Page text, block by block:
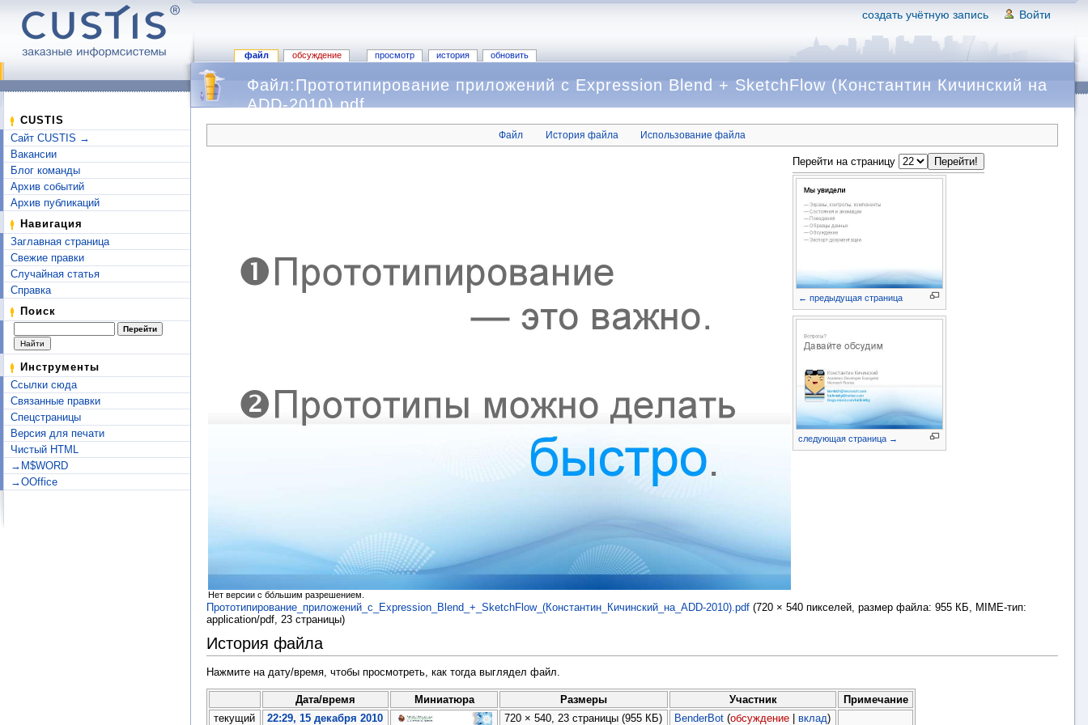
создать учётную запись Войти
файл обсуждение просмотр история обновить
CUSTIS
Сайт CUSTIS →
Вакансии
Блог команды
Архив событий
Архив публикаций
Навигация
Заглавная страница
Свежие правки
Случайная статья
Справка
Поиск
Инструменты
Ссылки сюда
Связанные правки
Спецстраницы
Версия для печати
Чистый HTML
→M$WORD
→OOffice
Файл:Прототипирование приложений с Expression Blend + SketchFlow (Константин Кичинский на
ADD-2010).pdf
Файл История файла Использование файла
Нет версии с бо́льшим разрешением.
Перейти на страницу
← предыдущая страница
следующая страница →
Прототипирование_приложений_с_Expression_Blend_+_SketchFlow_(Константин_Кичинский_на_ADD-2010).pdf (720 × 540 пикселей, размер файла: 955 КБ, MIME-тип:
application/pdf, 23 страницы)
История файла
Нажмите на дату/время, чтобы просмотреть, как тогда выглядел файл.
Дата/время Миниатюра Размеры Участник
Примечание
текущий
22:29, 15 декабря 2010 720 × 540, 23 страницы(955 КБ) BenderBot (обсуждение |вклад)